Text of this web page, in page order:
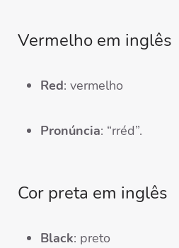
Vermelho em inglês
Red: vermelho
Pronúncia: “rréd”.
Cor preta em inglês
Black: preto